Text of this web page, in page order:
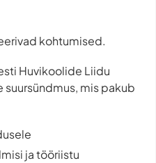
kohtumised.
Huvikoolide Liidu
mis pakub
ja tööriistu